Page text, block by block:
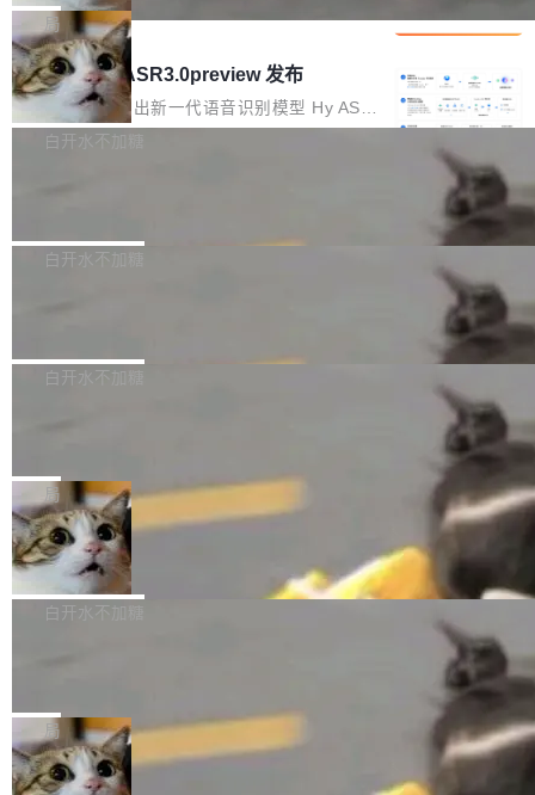
在语法层面完成文本定位，难以触及代码的语义
内涵与结构关联，导致开发者使用代码智能体在
理解大规模代码仓时面临显著"代码仓理解"瓶
颈。 代码仓深度理解服务（以下简称" CodeBas
e深度理解服务"）是华为云码道（CodeA...
调整期间，部门三次通知全员将数据从A集群迁
移到B集群，王某都回复了"收到"。 他没有迁移
数据。2024年9月3日下午4点，他使用此前登录
的账号密码进入A集群，输入了一条被程序员圈
称为"删库跑路"的命令——最高管理员权限、无
自研的多个文生3D和...
1%，成本降 30%
它们有一个共同的问题：太吃显存了。月之暗面
的 Kimi K 系列和智谱的 GLM 都是长上下文、M
oE 架构的大模型，好用到让人上瘾，但 GPU 显
存永远不够用。 Cloudflare 的 Workers AI 团队
一直在跑这些模型的推理。他们在官方博客上发
整性保护。效果是：吞吐量提升 41%，每 token
局
腾讯混元 Hy ASR3.0preview 发布
腾讯混元正式推出新一代语音识别模型 Hy ASR
3.0preview。基于最新一代大语言模型 Hy3 的
让语音识别不再只是听清，而是真正听懂。通过
w 不要求标准普通话，方言识别覆盖粤语、吴语
白开水不加糖
新和少量网页兼容性修复版本。 Changes/fixe
容提供的字体时出现的几个问题 为避免音频加
质的最低采样率）的音频格式将被拒绝 修复了 C
SS 圆角虚线样式中可能存在的问题 如果表单中
的图像元素不在同一个子树中，则它们将不再关
联 加...
白开水不加糖
发布的 Release Notes，他利用 AI 工具（如 Co
最强的若干项。对于尚未正式发版的 PG 19，则
通过拉取过去一年内（从 PG 18 Beta1 时间点
至今）的所有 commit，同样交由 AI 分析提炼。
经过人工复核，准确度令人满意。这一方法也为
社区爱好者提供了高效跟踪新版本的思路。
白开水不加糖
维护工作一直与我的日常工作、家务、社交生活
和休闲娱乐竞争时间。" 这是 libexpat 维护者 S
ebastian Pipping 写在博客里的话。8 月 4 日，
他宣布了一个新消息：从 2026 年 8 月 1 日起，
他可以全职维护 libexpat 了，最长 6 个月。发
库之一。你的操作系统、浏览器、无数的基础设
施软件，很可能都在用它。而过去十年，维护它
的人一直在用业余...
局
Firefox 153.0.3 发布
Firefox 153.0.3 现已发布，具体更新内容如
下： New Smart Window 包含多项增强功能：
gi?id=2019042">Bug&nbsp;2019042</a>）</l
i> <li>现在，助手可以直接使用 Exa 的网络搜索
结果回答问题，而无需将问题转交给搜索引擎。
白开水不加糖
的 npm 包。项目的核心论点是：容器不适合 Ag
ent 计算。真正适合的，是 Isolate。 Cloudflare
工程师在这件事上没什么可谦虚的——他们用 W
局
OpenAI 公开邮件和聊天记录回应苹果